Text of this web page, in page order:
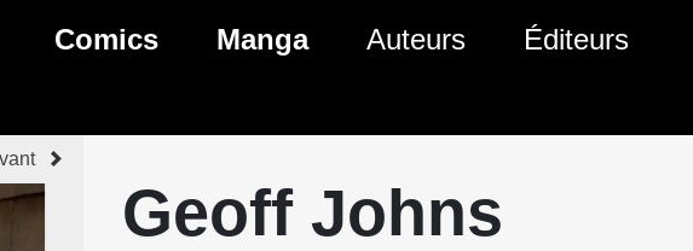
BD
sorties BD
Comics
Genres Comics
Manga
Genres Manga
Auteurs Éditeurs
Geoff Johns